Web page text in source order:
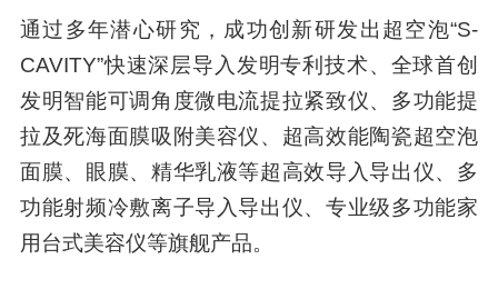
通过多年潜心研究，成功创新研发出超空泡“S-
CAVITY”快速深层导入发明专利技术、全球首创
发明智能可调角度微电流提拉紧致仪、多功能提
拉及死海面膜吸附美容仪、超高效能陶瓷超空泡
面膜、眼膜、精华乳液等超高效导入导出仪、多
功能射频冷敷离子导入导出仪、专业级多功能家
用台式美容仪等旗舰产品。